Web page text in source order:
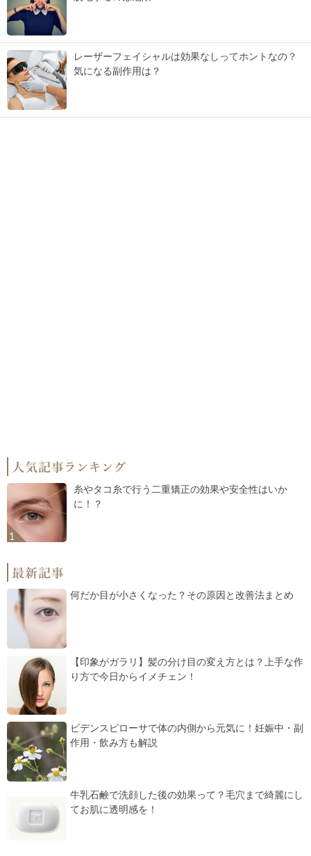
レーザーフェイシャルは効果なしってホントなの？
気になる副作用は？
糸やタコ糸で行う二重矯正の効果や安全性はいか
に！？
何だか目が小さくなった？その原因と改善法まとめ
【印象がガラリ】髪の分け目の変え方とは？上手な作
り方で今日からイメチェン！
ビデンスピローサで体の内側から元気に！妊娠中・副
作用・飲み方も解説
牛乳石鹸で洗顔した後の効果って？毛穴まで綺麗にし
てお肌に透明感を！